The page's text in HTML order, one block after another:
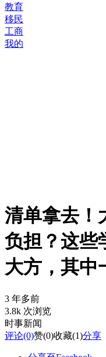
教育
移民
工商
我的
清单拿去！
负担？这些
大方，其中
3 年多前
3.8k 次浏览
时事新闻
评论(0)赞(0)收藏(1)分享